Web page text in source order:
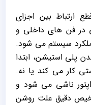
ارتباط بین اجزای
در فن‌ های داخلی و
سیستم می‌ شود.
پلی استیشن، ابتدا
کار می‌ کند یا نه.
ناشی می‌ شود و
دقیق علت روشن